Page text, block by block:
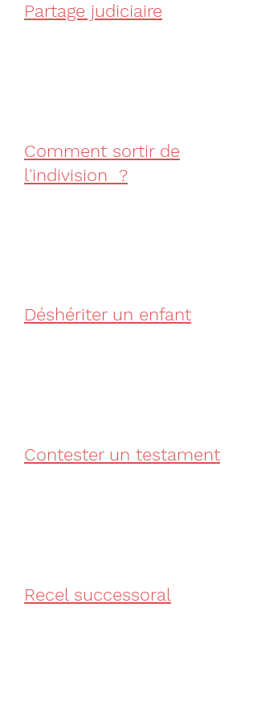
Partage judiciaire
Comment sortir de
l'indivision ?
Déshériter un enfant
Contester un testament
Recel successoral